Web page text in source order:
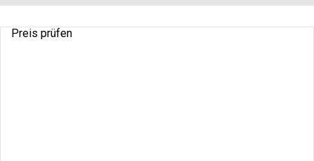
Preis prüfen